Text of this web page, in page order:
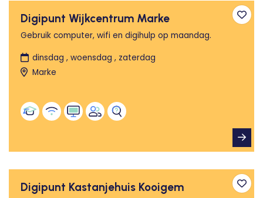
Digipunt Wijkcentrum Marke
Gebruik computer, wifi en digihulp op maandag.
dinsdag , woensdag , zaterdag
Marke
Digipunt Kastanjehuis Kooigem